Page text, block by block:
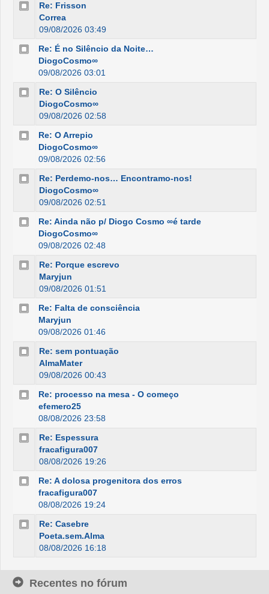
Re: Frisson
Correa
09/08/2026 03:49
Re: É no Silêncio da Noite…
DiogoCosmo∞
09/08/2026 03:01
Re: O Silêncio
DiogoCosmo∞
09/08/2026 02:58
Re: O Arrepio
DiogoCosmo∞
09/08/2026 02:56
Re: Perdemo-nos… Encontramo-nos!
DiogoCosmo∞
09/08/2026 02:51
Re: Ainda não p/ Diogo Cosmo ∞é tarde
DiogoCosmo∞
09/08/2026 02:48
Re: Porque escrevo
Maryjun
09/08/2026 01:51
Re: Falta de consciência
Maryjun
09/08/2026 01:46
Re: sem pontuação
AlmaMater
09/08/2026 00:43
Re: processo na mesa - O começo
efemero25
08/08/2026 23:58
Re: Espessura
fracafigura007
08/08/2026 19:26
Re: A dolosa progenitora dos erros
fracafigura007
08/08/2026 19:24
Re: Casebre
Poeta.sem.Alma
08/08/2026 16:18
Recentes no fórum